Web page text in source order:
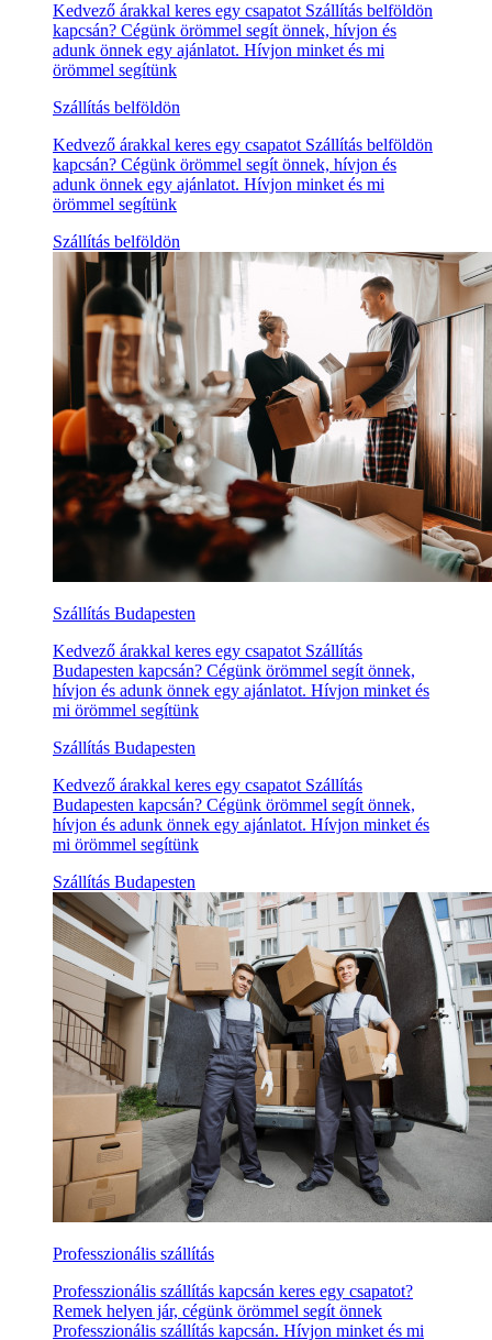
Kedvező árakkal keres egy csapatot Szállítás belföldön
kapcsán? Cégünk örömmel segít önnek, hívjon és
adunk önnek egy ajánlatot. Hívjon minket és mi
örömmel segítünk
Szállítás belföldön
Kedvező árakkal keres egy csapatot Szállítás belföldön
kapcsán? Cégünk örömmel segít önnek, hívjon és
adunk önnek egy ajánlatot. Hívjon minket és mi
örömmel segítünk
Szállítás belföldön
Szállítás Budapesten
Kedvező árakkal keres egy csapatot Szállítás
Budapesten kapcsán? Cégünk örömmel segít önnek,
hívjon és adunk önnek egy ajánlatot. Hívjon minket és
mi örömmel segítünk
Szállítás Budapesten
Kedvező árakkal keres egy csapatot Szállítás
Budapesten kapcsán? Cégünk örömmel segít önnek,
hívjon és adunk önnek egy ajánlatot. Hívjon minket és
mi örömmel segítünk
Szállítás Budapesten
Professzionális szállítás
Professzionális szállítás kapcsán keres egy csapatot?
Remek helyen jár, cégünk örömmel segít önnek
Professzionális szállítás kapcsán. Hívjon minket és mi